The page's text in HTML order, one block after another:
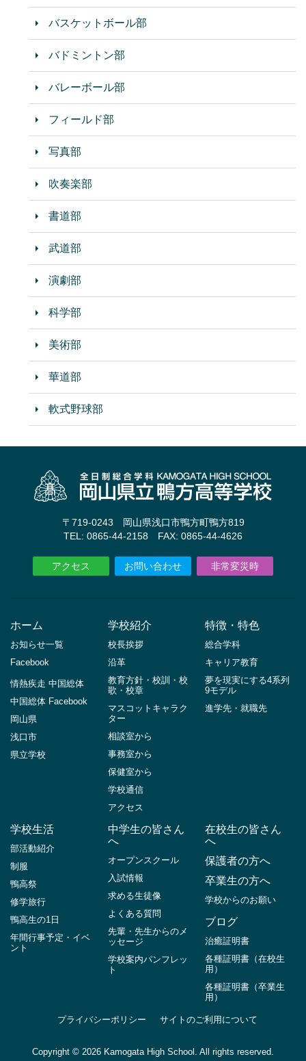
バスケットボール部
バドミントン部
バレーボール部
フィールド部
写真部
吹奏楽部
書道部
武道部
演劇部
科学部
美術部
華道部
軟式野球部
〒719-0243 岡山県浅口市鴨方町鴨方819
TEL: 0865-44-2158 FAX: 0865-44-4626
アクセス お問い合わせ 非常変災時
ホーム
お知らせ一覧
Facebook
情熱疾走 中国総体
中国総体 Facebook
岡山県
浅口市
県立学校
学校紹介
校長挨拶
沿革
教育方針・校訓・校
歌・校章
マスコットキャラク
ター
相談室から
事務室から
保健室から
学校通信
アクセス
特徴・特色
総合学科
キャリア教育
夢を現実にする4系列
9モデル
進学先・就職先
学校生活
部活動紹介
制服
鴨高祭
修学旅行
鴨高生の1日
年間行事予定・イベ
ント
中学生の皆さん
へ
オープンスクール
入試情報
求める生徒像
よくある質問
先輩・先生からのメ
ッセージ
学校案内パンフレッ
ト
在校生の皆さん
へ
保護者の方へ
卒業生の方へ
学校からのお願い
ブログ
治癒証明書
各種証明書（在校生
用）
各種証明書（卒業生
用）
プライバシーポリシー サイトのご利用について
Copyright © 2026 Kamogata High School. All rights reserved.